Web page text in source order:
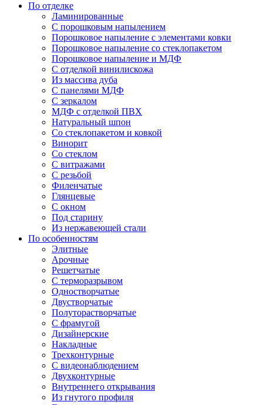
По отделке
Ламинированные
С порошковым напылением
Порошковое напыление с элементами ковки
Порошковое напыление со стеклопакетом
Порошковое напыление и МДФ
С отделкой винилискожа
Из массива дуба
С панелями МДФ
С зеркалом
МДФ с отделкой ПВХ
Натуральный шпон
Со стеклопакетом и ковкой
Винорит
Со стеклом
С витражами
С резьбой
Филенчатые
Глянцевые
С окном
Под старину
Из нержавеющей стали
По особенностям
Элитные
Арочные
Решетчатые
С терморазрывом
Одностворчатые
Двустворчатые
Полуторастворчатые
С фрамугой
Дизайнерские
Накладные
Трехконтурные
С видеонаблюдением
Двухконтурные
Внутреннего открывания
Из гнутого профиля